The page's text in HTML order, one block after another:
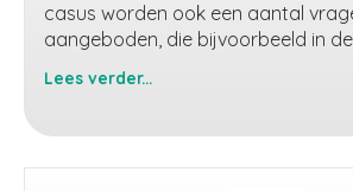
casus worden ook een aantal
aangeboden, die bijvoorbeeld in
Lees verder...